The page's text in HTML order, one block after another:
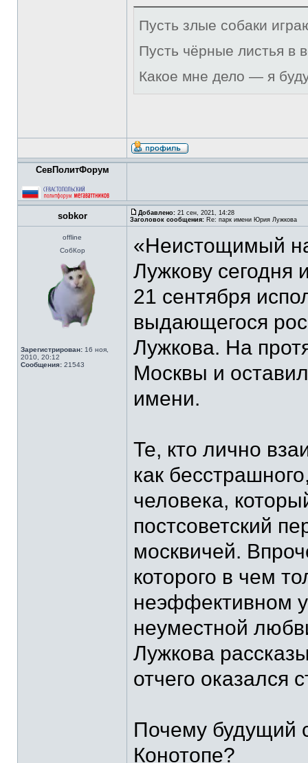
Пусть злые собаки
Пусть чёрные листья в
Какое мне дело — я
СевПолитФорум
sobkor Добавлено: 21 сен, 2021, 14:28
Заголовок сообщения: Re: парк имени Юрия Лужкова
offline
СобКор
Зарегистрирован: 16 ноя,
2010, 20:12
Сообщения: 21543
«Неистощимый
Лужкову сегодня
21 сентября
выдающегося
Лужкова. На
Москвы и
имени.
Те, кто лично
как
человека,
постсоветский
москвичей.
которого в чем
неэффективном
неуместной
Лужкова
отчего оказался
Почему будущий
Конотопе?